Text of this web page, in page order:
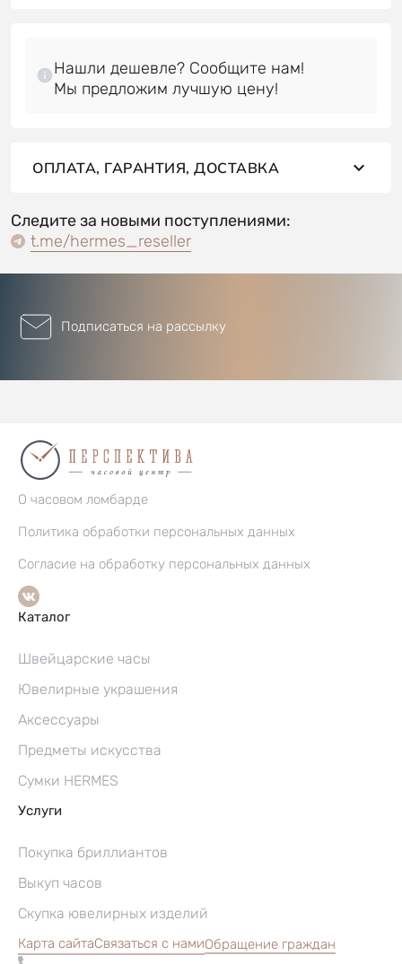
Нашли дешевле? Сообщите нам!
ОПЛАТА, ГАРАНТИЯ, ДОСТАВКА
Следите за новыми поступлениями:
t.me/hermes_reseller
Подписаться на рассылку
О часовом ломбарде
Политика обработки персональных данных
Согласие на обработку персональных данных
Каталог
Швейцарские часы
Ювелирные украшения
Аксессуары
Предметы искусства
Сумки HERMES
Услуги
Покупка бриллиантов
Выкуп часов
Скупка ювелирных изделий
Карта сайтаСвязаться с намиОбращение граждан